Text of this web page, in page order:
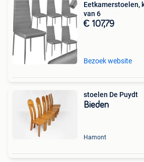
Eetkamerstoelen,
van 6
€ 107,79
Bezoek website
stoelen De Puydt
Bieden
Hamont